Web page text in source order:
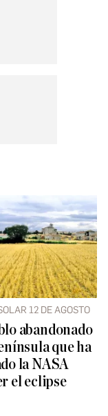
12 DE AGOSTO
abandonado
que ha
la NASA
el eclipse